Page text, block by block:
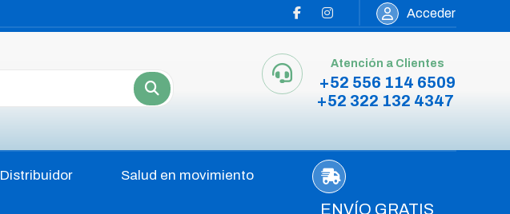
Acceder
Atención a Clientes
+52 556 114 6509
+52 322 132 4347
Distribuidor Salud en movimiento
ENVÍO GRATIS